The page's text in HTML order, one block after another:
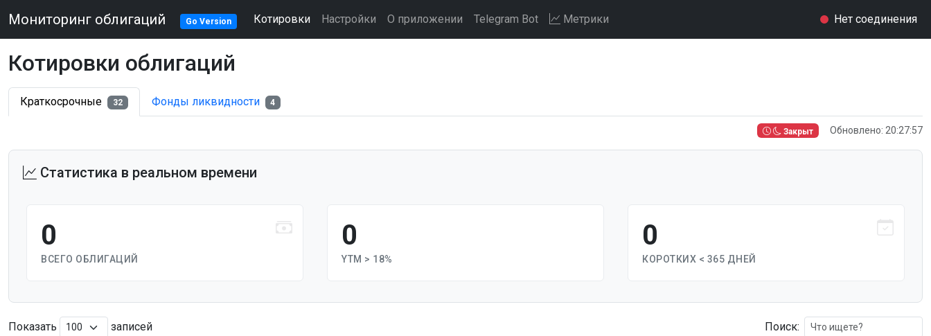
Мониторинг облигаций Go Version Котировки Настройки О приложении Telegram Bot Метрики Нет соединения
Котировки облигаций
Краткосрочные 32 Фонды ликвидности 4
Закрыт Обновлено: 20:27:57
Статистика в реальном времени
0
ВСЕГО ОБЛИГАЦИЙ
0
YTM > 18%
0
КОРОТКИХ < 365 ДНЕЙ
Показать записей Поиск: